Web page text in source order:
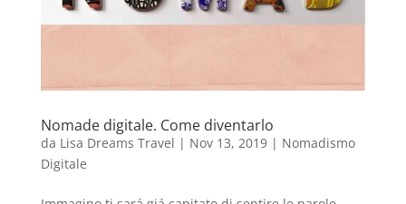
Nomade digitale. Come diventarlo
da Lisa Dreams Travel | Nov 13, 2019| Nomadismo
Digitale